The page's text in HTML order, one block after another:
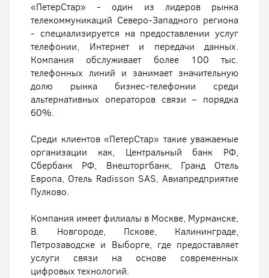
«ПетерСтар» - один из лидеров рынка
телекоммуникаций Северо-Западного региона
- специализируется на предоставлении услуг
телефонии, Интернет и передачи данных.
Компания обслуживает более 100 тыс.
телефонных линий и занимает значительную
долю рынка бизнес-телефонии среди
альтернативных операторов связи – порядка
60%.
Среди клиентов «ПетерСтар» такие уважаемые
организации как, Центральный банк РФ,
Сбербанк РФ, Внешторгбанк, Гранд Отель
Европа, Отель Radisson SAS, Авиапредприятие
Пулково.
Компания имеет филиалы в Москве, Мурманске,
В. Новгороде, Пскове, Калининграде,
Петрозаводске и Выборге, где предоставляет
услуги связи на основе современных
цифровых технологий.